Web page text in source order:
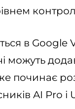
в
можуть
починає
AI Pro і